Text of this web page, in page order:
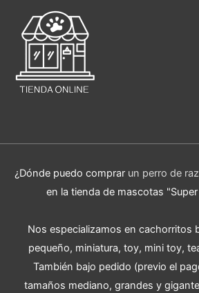
¿Dónde puedo comprar un perro de
en la tienda de mascotas
Nos especializamos en cachorritos
pequeño, miniatura, toy, mini toy,
También bajo pedido (previo el
tamaños mediano, grandes y